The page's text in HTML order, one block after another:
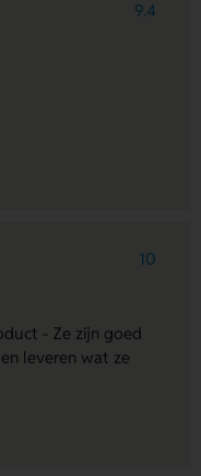
9.4
10
- Ze zijn goed
leveren wat ze